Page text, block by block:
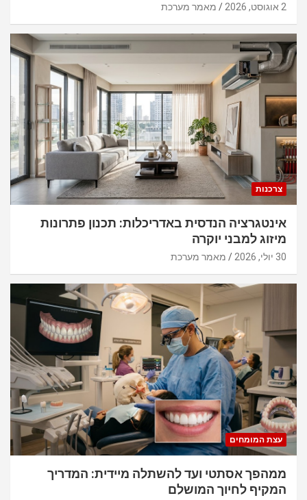
2 אוגוסט, 2026 מאמר מערכת
צרכנות
אינטגרציה הנדסית באדריכלות: תכנון פתרונות
מיזוג למבני יוקרה
30 יולי, 2026 מאמר מערכת
עצת המומחים
ממהפך אסתטי ועד להשתלה מיידית: המדריך
המקיף לחיוך המושלם